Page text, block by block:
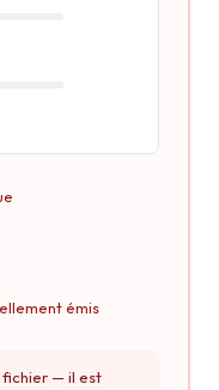
émis
— il est